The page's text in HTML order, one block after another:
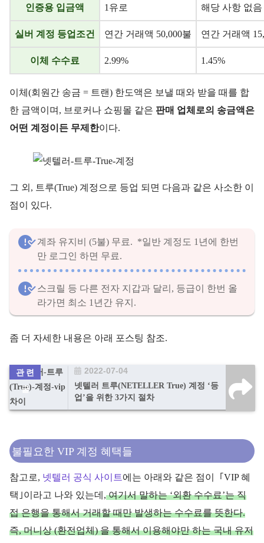
인증용 입금액 1유로 해당 사항 없음
실버 계정 등업조건 연간 거래액 50,000불 연간 거래액
이체 수수료 2.99% 1.45%
이체(회원간 송금 = 트랜) 한도액은 보낼 때와 받을 때를 합
한 금액이며, 브로커나 쇼핑몰 같은 판매 업체로의 송금액은
어떤 계정이든 무제한이다.
그 외, 트루(True) 계정으로 등업 되면 다음과 같은 사소한 이
점이 있다.
계좌 유지비 (5불) 무료. *일반 계정도 1년에 한번
만 로그인 하면 무료.
스크릴 등 다른 전자 지갑과 달리, 등급이 한번 올
라가면 최소 1년간 유지.
좀 더 자세한 내용은 아래 포스팅 참조.
2022-07-04
넷텔러 트루(NETELLER True) 계정 ‘등
업’을 위한 3가지 절차
불필요한 VIP 계정 혜택들
참고로, 넷텔러 공식 사이트에는 아래와 같은 점이 ｢VIP 혜
택｣이라고 나와 있는데,여기서 말하는 ‘외환 수수료’는 직
접 은행을 통해서 거래할 때만 발생하는 수수료를 뜻한다.
즉, 머니상 (환전업체) 을 통해서 이용해야만 하는 국내 유저